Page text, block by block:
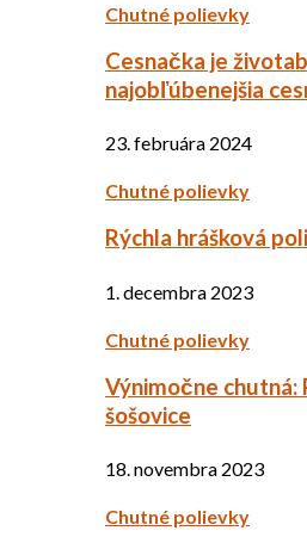
Chutné polievky
Cesnačka je
najobľúbenejšia
23. februára 2024
Chutné polievky
Rýchla hrášková
1. decembra 2023
Chutné polievky
Výnimočne chutná:
šošovice
18. novembra 2023
Chutné polievky